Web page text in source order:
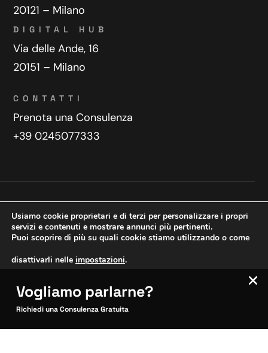
20121 – Milano
DIGITAL HUB
Via delle Ande, 16
20151 – Milano
CONTATTI
Prenota una Consulenza
+39 0245077333
Copyright © 2025 WeDoDigital
Creazione e sviluppo siti web
SITOCERTO®
Questo sito è attendibile
Usiamo cookie proprietari e di terzi per personalizzare i propri
servizi e contenuti e mostrare annunci più pertinenti.
Puoi scoprire di più su quali cookie stiamo utilizzando o come
disattivarli nelle impostazioni.
Accetta Impostazioni
Vogliamo parlarne?
Richiedi una Consulenza Gratuita